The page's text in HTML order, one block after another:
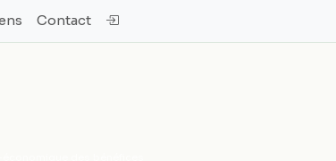
Contact